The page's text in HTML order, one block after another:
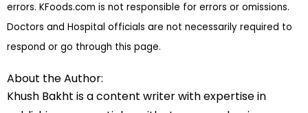
errors. KFoods.com is not responsible for errors or omissions.
Doctors and Hospital officials are not necessarily required to
respond or go through this page.
About the Author:
Khush Bakht is a content writer with expertise in